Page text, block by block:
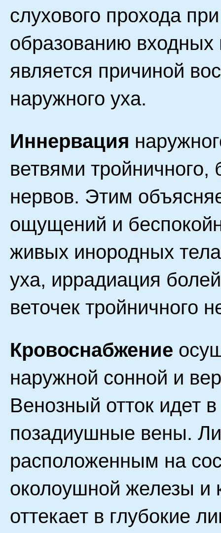
слухового прохода
образованию входных
является причиной
наружного уха.
Иннервация
ветвями
нервов. Этим
ощущений и
живых инородных
уха, иррадиация
веточек тройничного
Кровоснабжение
наружной сонной и
Венозный отток идет
позадиушные вены.
расположенным на
околоушной железы и
оттекает в глубокие